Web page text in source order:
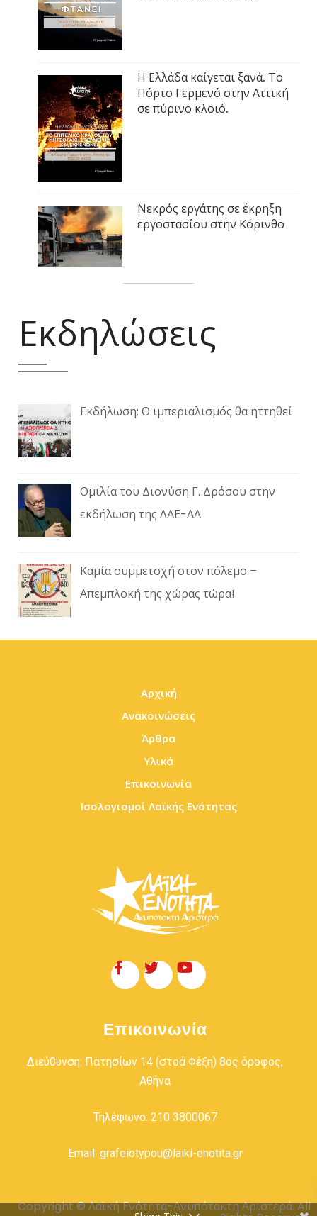
Η Ελλάδα καίγεται ξανά. Το
Πόρτο Γερμενό στην Αττική
σε πύρινο κλοιό.
Νεκρός εργάτης σε έκρηξη
εργοστασίου στην Κόρινθο
Εκδηλώσεις
Εκδήλωση: Ο ιμπεριαλισμός θα ηττηθεί
Ομιλία του Διονύση Γ. Δρόσου στην
εκδήλωση της ΛΑΕ-ΑΑ
Καμία συμμετοχή στον πόλεμο –
Απεμπλοκή της χώρας τώρα!
Αρχική
Ανακοινώσεις
Άρθρα
Υλικά
Επικοινωνία
Ισολογισμοί Λαϊκής Ενότητας
Επικοινωνία
Διεύθυνση: Πατησίων 14 (στοά Φέξη) 8ος όροφος,
Αθήνα
Τηλέφωνο: 210 3800067
Email: grafeiotypou@laiki-enotita.gr
Copyright © Λαϊκή Ενότητα-Ανυπότακτη Αριστερά. All